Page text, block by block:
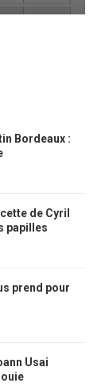
Bordeaux :
de Cyril
papilles
prend pour
Usai